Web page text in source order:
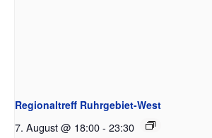
Regionaltreff Ruhrgebiet-West
7. August @ 18:00- 23:30